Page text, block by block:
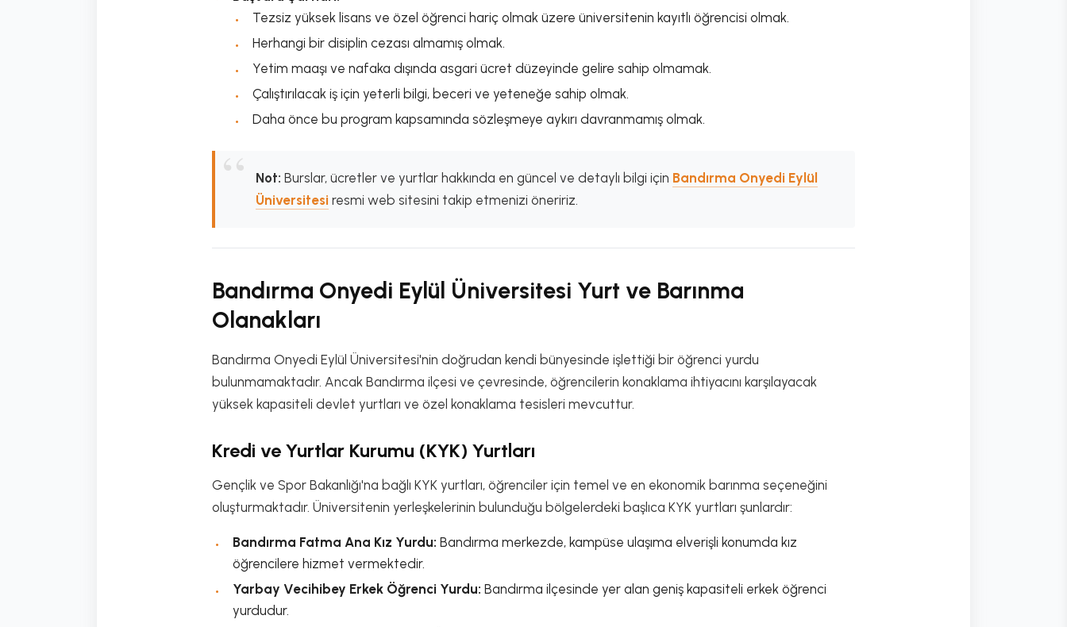
Tezsiz yüksek lisans ve özel öğrenci hariç olmak üzere üniversitenin kayıtlı öğrencisi olmak.
Herhangi bir disiplin cezası almamış olmak.
Yetim maaşı ve nafaka dışında asgari ücret düzeyinde gelire sahip olmamak.
Çalıştırılacak iş için yeterli bilgi, beceri ve yeteneğe sahip olmak.
Daha önce bu program kapsamında sözleşmeye aykırı davranmamış olmak.
Not: Burslar, ücretler ve yurtlar hakkında en güncel ve detaylı bilgi için Bandırma Onyedi Eylül
Üniversitesi resmi web sitesini takip etmenizi öneririz.
Bandırma Onyedi Eylül Üniversitesi Yurt ve Barınma
Olanakları
Bandırma Onyedi Eylül Üniversitesi'nin doğrudan kendi bünyesinde işlettiği bir öğrenci yurdu
bulunmamaktadır. Ancak Bandırma ilçesi ve çevresinde, öğrencilerin konaklama ihtiyacını karşılayacak
yüksek kapasiteli devlet yurtları ve özel konaklama tesisleri mevcuttur.
Kredi ve Yurtlar Kurumu (KYK) Yurtları
Gençlik ve Spor Bakanlığı'na bağlı KYK yurtları, öğrenciler için temel ve en ekonomik barınma seçeneğini
oluşturmaktadır. Üniversitenin yerleşkelerinin bulunduğu bölgelerdeki başlıca KYK yurtları şunlardır:
Bandırma Fatma Ana Kız Yurdu: Bandırma merkezde, kampüse ulaşıma elverişli konumda kız
öğrencilere hizmet vermektedir.
Yarbay Vecihibey Erkek Öğrenci Yurdu: Bandırma ilçesinde yer alan geniş kapasiteli erkek öğrenci
yurdudur.